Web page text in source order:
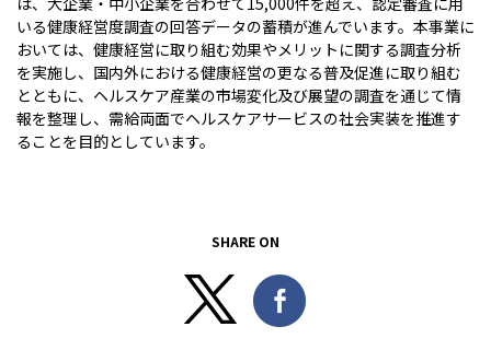
いる健康経営度調査の回答データの蓄積が進んでいます。本事業に
おいては、健康経営に取り組む効果やメリットに関する調査分析
を実施し、国内外における健康経営の更なる普及促進に取り組む
とともに、ヘルスケア産業の市場変化及び展望の調査を通じて情
報を整理し、需給両面でヘルスケアサービスの社会実装を推進す
ることを目的としています。
SHARE ON